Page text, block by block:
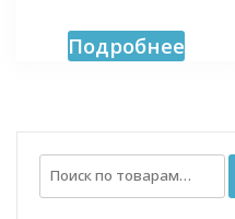
Подробнее
Искать: